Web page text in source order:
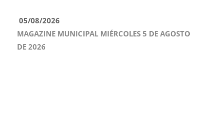
05/08/2026
MAGAZINE MUNICIPAL MIÉRCOLES 5 DE AGOSTO
DE 2026